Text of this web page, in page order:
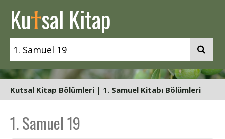
Kutsal Kitap
Kutsal Kitap Bölümleri | 1. Samuel Kitabı Bölümleri
1. Samuel 19